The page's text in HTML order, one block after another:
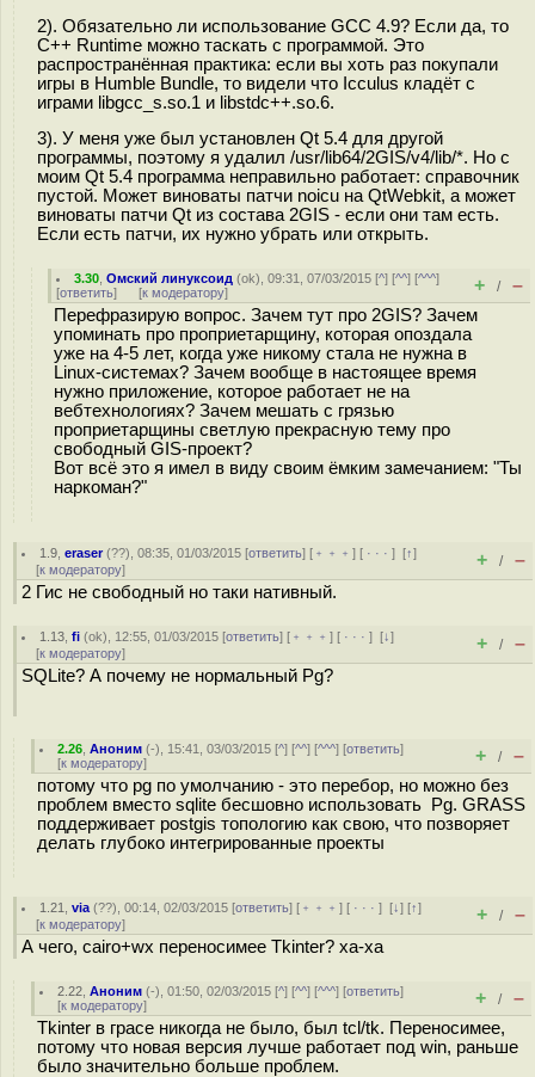
2). Обязательно ли использование GCC 4.9? Если да, то
C++ Runtime можно таскать с программой. Это
распространённая практика: если вы хоть раз покупали
игры в Humble Bundle, то видели что Icculus кладёт с
играми libgcc_s.so.1 и libstdc++.so.6.
3). У меня уже был установлен Qt 5.4 для другой
программы, поэтому я удалил /usr/lib64/2GIS/v4/lib/*. Но с
моим Qt 5.4 программа неправильно работает: справочник
пустой. Может виноваты патчи noicu на QtWebkit, а может
виноваты патчи Qt из состава 2GIS - если они там есть.
Если есть патчи, их нужно убрать или открыть.
3.30 ,Омский линуксоид (ok), 09:31, 07/03/2015 [^] [^^] [^^^]
[ответить] [к модератору] + / –
Перефразирую вопрос. Зачем тут про 2GIS? Зачем
упоминать про проприетарщину, которая опоздала
уже на 4-5 лет, когда уже никому стала не нужна в
Linux-системах? Зачем вообще в настоящее время
нужно приложение, которое работает не на
вебтехнологиях? Зачем мешать с грязью
проприетарщины светлую прекрасную тему про
свободный GIS-проект?
Вот всё это я имел в виду своим ёмким замечанием: "Ты
наркоман?"
1.9 ,eraser(??), 08:35, 01/03/2015 [ответить] [ ﹢﹢﹢] [ · · ·][↑]
[к модератору] + / –
2 Гис не свободный но таки нативный.
1.13 ,fi (ok), 12:55, 01/03/2015 [ответить] [ ﹢﹢﹢] [ · · ·][↓]
[к модератору] + / –
SQLite? А почему не нормальный Pg?
2.26 ,Аноним (-), 15:41, 03/03/2015 [^] [^^] [^^^] [ответить]
[к модератору] + / –
потому что pg по умолчанию - это перебор, но можно без
проблем вместо sqlite бесшовно использовать Pg. GRASS
поддерживает postgis топологию как свою, что позворяет
делать глубоко интегрированные проекты
1.21 ,via (??), 00:14, 02/03/2015 [ответить] [ ﹢﹢﹢] [ · · ·][↓] [↑]
[к модератору] + / –
А чего, сairo+wx переносимее Tkinter? ха-ха
2.22 ,Аноним (-), 01:50, 02/03/2015 [^] [^^] [^^^] [ответить]
[к модератору] + / –
Tkinter в грасе никогда не было, был tcl/tk. Переносимее,
потому что новая версия лучше работает под win, раньше
было значительно больше проблем.